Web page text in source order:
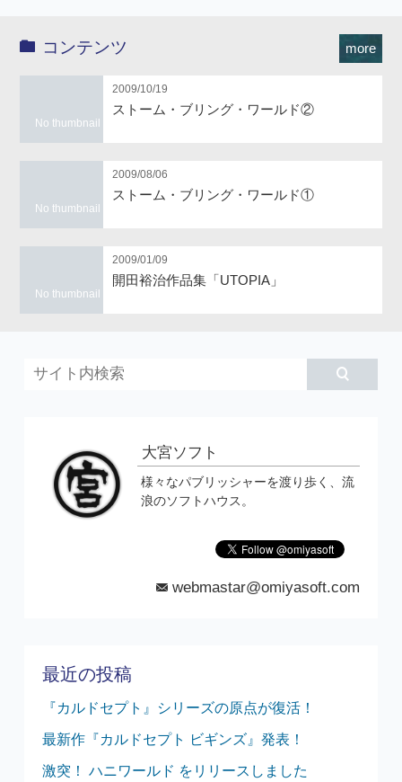
more
コンテンツ
No thumbnail
2009/10/19
ストーム・ブリング・ワールド②
No thumbnail
2009/08/06
ストーム・ブリング・ワールド①
No thumbnail
2009/01/09
開田裕治作品集「UTOPIA」
大宮ソフト
様々なパブリッシャーを渡り歩く、流
浪のソフトハウス。
mail webmastar@omiyasoft.com
最近の投稿
『カルドセプト』シリーズの原点が復活！
最新作『カルドセプト ビギンズ』発表！
激突！ ハニワールド をリリースしました